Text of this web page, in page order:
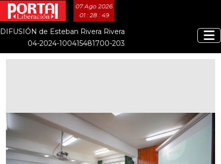
07 Ago 2026
01 : 28 : 50
DIFUSIÓN de Esteban Rivera Rivera
04-2024-100415481700-203